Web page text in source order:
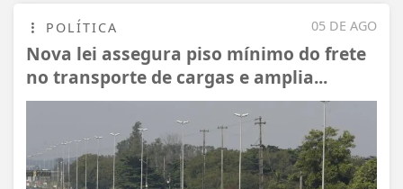
05 DE AGO
POLÍTICA
Nova lei assegura piso mínimo do frete
no transporte de cargas e amplia...